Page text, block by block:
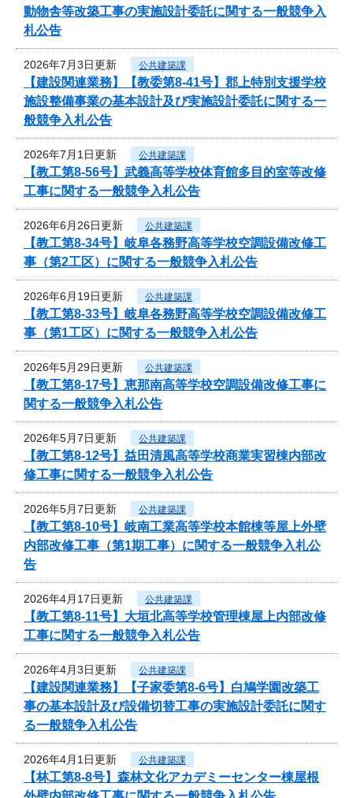
動物舎等改築工事の実施設計委託に関する一般競争入
札公告
2026年7月3日更新 公共建築課
【建設関連業務】【教委第8-41号】郡上特別支援学校
施設整備事業の基本設計及び実施設計委託に関する一
般競争入札公告
2026年7月1日更新 公共建築課
【教工第8-56号】武義高等学校体育館多目的室等改修
工事に関する一般競争入札公告
2026年6月26日更新 公共建築課
【教工第8-34号】岐阜各務野高等学校空調設備改修工
事（第2工区）に関する一般競争入札公告
2026年6月19日更新 公共建築課
【教工第8-33号】岐阜各務野高等学校空調設備改修工
事（第1工区）に関する一般競争入札公告
2026年5月29日更新 公共建築課
【教工第8-17号】恵那南高等学校空調設備改修工事に
関する一般競争入札公告
2026年5月7日更新 公共建築課
【教工第8-12号】益田清風高等学校商業実習棟内部改
修工事に関する一般競争入札公告
2026年5月7日更新 公共建築課
【教工第8-10号】岐南工業高等学校本館棟等屋上外壁
内部改修工事（第1期工事）に関する一般競争入札公
告
2026年4月17日更新 公共建築課
【教工第8-11号】大垣北高等学校管理棟屋上内部改修
工事に関する一般競争入札公告
2026年4月3日更新 公共建築課
【建設関連業務】【子家委第8-6号】白鳩学園改築工
事の基本設計及び設備切替工事の実施設計委託に関す
る一般競争入札公告
2026年4月1日更新 公共建築課
【林工第8-8号】森林文化アカデミーセンター棟屋根